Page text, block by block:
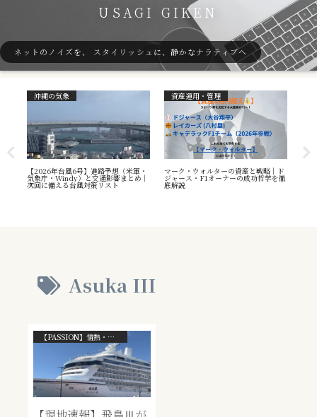
USAGI GIKEN
ネットのノイズを、 スタイリッシュに、静かなナラティブへ
沖縄の気象
【2026年台風6号】進路予想（米軍・
気象庁・Windy）と交通影響まとめ｜
次回に備える台風対策リスト
資産運用・管理
マーク・ウォルターの資産と戦略｜ド
ジャース・F1オーナーの成功哲学を徹
底解説
Asuka III
【PASSION】情熱・ライフスタイル系